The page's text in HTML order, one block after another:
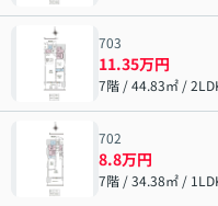
703
11.35万円
7階 / 44.83㎡ /
702
8.8万円
7階 / 34.38㎡ /